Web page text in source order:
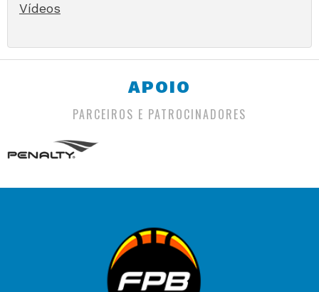
Vídeos
APOIO
PARCEIROS E PATROCINADORES